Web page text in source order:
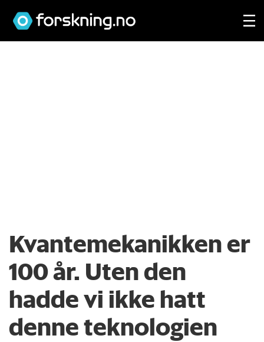
Kvantemekanikken er
100 år. Uten den
hadde vi ikke hatt
denne teknologien